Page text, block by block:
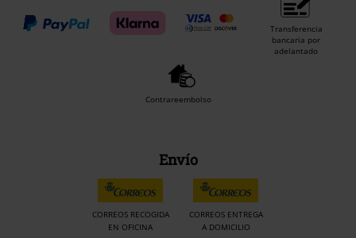
Transferencia
bancaria por
adelantado
Contrareembolso
Envío
CORREOS RECOGIDA
EN OFICINA
CORREOS ENTREGA
A DOMICILIO